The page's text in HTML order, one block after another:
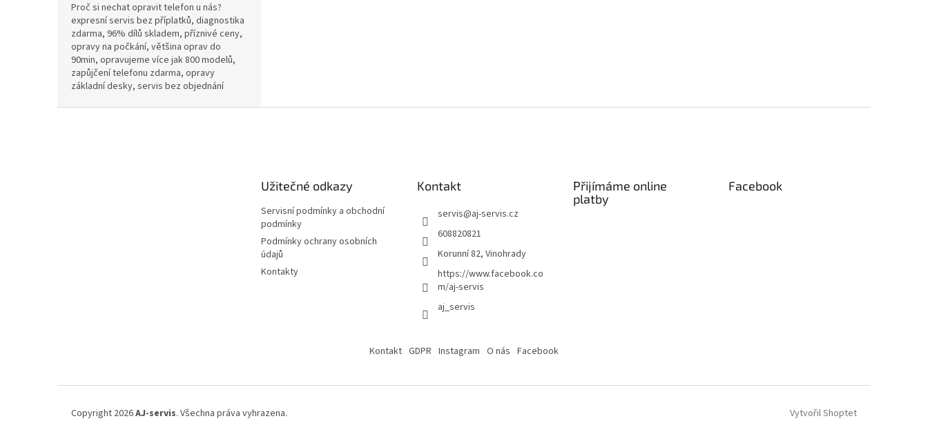
Proč si nechat opravit telefon u nás?
expresní servis bez příplatků, diagnostika
zdarma, 96% dílů skladem, příznivé ceny,
opravy na počkání, většina oprav do
90min, opravujeme více jak 800 modelů,
zapůjčení telefonu zdarma, opravy
základní desky, servis bez objednání
Užitečné odkazy
Servisní podmínky a obchodní
podmínky
Podmínky ochrany osobních
údajů
Kontakty
Kontakt
servis@aj-servis.cz
608820821
Korunní 82, Vinohrady
https://www.facebook.co
m/aj-servis
aj_servis
Přijímáme online
platby
Facebook
Kontakt GDPR Instagram O nás Facebook
Vytvořil Shoptet
Copyright 2026AJ-servis. Všechna práva vyhrazena.